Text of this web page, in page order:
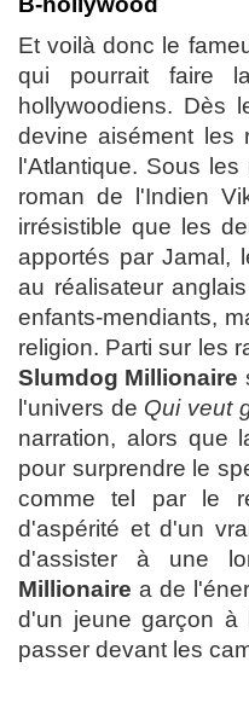
Et voilà donc le
qui pourrait faire
hollywoodiens. Dès
devine aisément les
l'Atlantique. Sous
roman de l'Indien
irrésistible que les
apportés par Jamal,
au réalisateur
enfants-mendiants,
religion. Parti sur les
Slumdog Millionaire
l'univers de Qui veut
narration, alors que
pour surprendre le
comme tel par le
d'aspérité et d'un
d'assister à une
Millionaire a de
d'un jeune garçon
passer devant les